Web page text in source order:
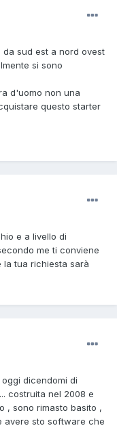
da sud est a nord ovest
si sono
d'uomo non una
questo starter
e a livello di
me ti conviene
la tua richiesta sarà
dicendomi di
costruita nel 2008 e
, sono rimasto basito ,
avere sto software che